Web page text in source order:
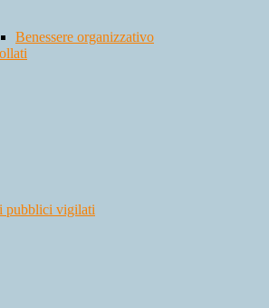
Benessere organizzativo
pubblici vigilati